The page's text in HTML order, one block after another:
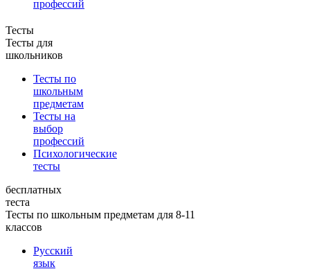
профессий
Тесты
Тесты для
школьников
Тесты по
школьным
предметам
Тесты на
выбор
профессий
Психологические
тесты
бесплатных
теста
Тесты по школьным предметам для 8-11
классов
Русский
язык